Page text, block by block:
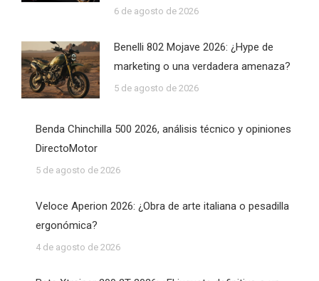
6 de agosto de 2026
Benelli 802 Mojave 2026: ¿Hype de
marketing o una verdadera amenaza?
5 de agosto de 2026
Benda Chinchilla 500 2026, análisis técnico y opiniones
DirectoMotor
5 de agosto de 2026
Veloce Aperion 2026: ¿Obra de arte italiana o pesadilla
ergonómica?
4 de agosto de 2026